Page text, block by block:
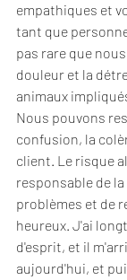
empathiques et
tant que
pas rare que
douleur et la
animaux
Nous pouvons
confusion, la
client. Le risque
responsable de
problèmes et de
heureux. J'ai
d'esprit, et il
aujourd'hui, et